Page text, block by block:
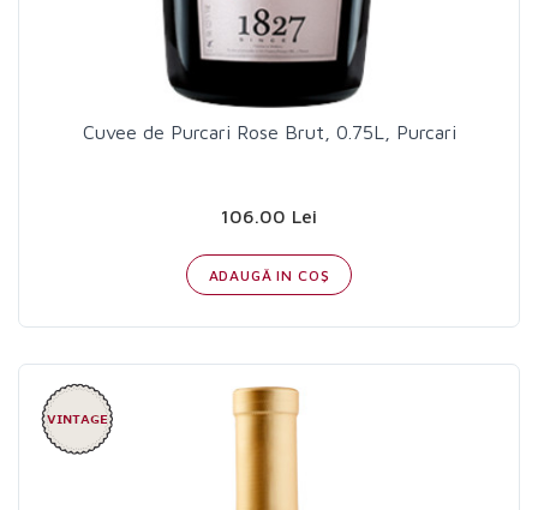
Cuvee de Purcari Rose Brut, 0.75L, Purcari
106.00 Lei
ADAUGĂ IN COŞ